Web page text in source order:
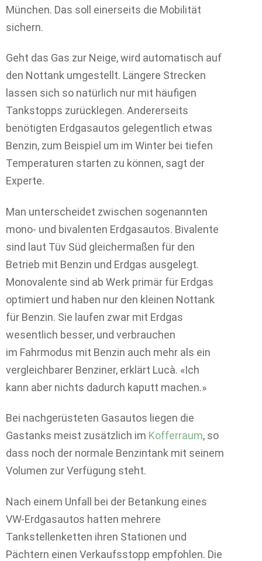
München. Das soll einerseits die Mobilität
sichern.
Geht das Gas zur Neige, wird automatisch auf
den Nottank umgestellt. Längere Strecken
lassen sich so natürlich nur mit häufigen
Tankstopps zurücklegen. Andererseits
benötigten Erdgasautos gelegentlich etwas
Benzin, zum Beispiel um im Winter bei tiefen
Temperaturen starten zu können, sagt der
Experte.
Man unterscheidet zwischen sogenannten
mono- und bivalenten Erdgasautos. Bivalente
sind laut Tüv Süd gleichermaßen für den
Betrieb mit Benzin und Erdgas ausgelegt.
Monovalente sind ab Werk primär für Erdgas
optimiert und haben nur den kleinen Nottank
für Benzin. Sie laufen zwar mit Erdgas
wesentlich besser, und verbrauchen
im Fahrmodus mit Benzin auch mehr als ein
vergleichbarer Benziner, erklärt Lucà. «Ich
kann aber nichts dadurch kaputt machen.»
Bei nachgerüsteten Gasautos liegen die
Gastanks meist zusätzlich im Kofferraum, so
dass noch der normale Benzintank mit seinem
Volumen zur Verfügung steht.
Nach einem Unfall bei der Betankung eines
VW-Erdgasautos hatten mehrere
Tankstellenketten ihren Stationen und
Pächtern einen Verkaufsstopp empfohlen. Die